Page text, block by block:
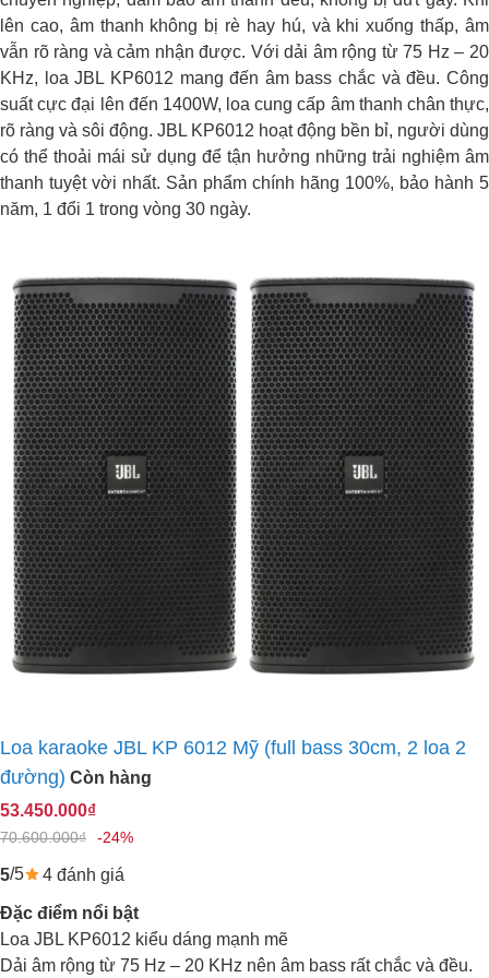
lên cao, âm thanh không bị rè hay hú, và khi xuống thấp, âm
vẫn rõ ràng và cảm nhận được. Với dải âm rộng từ 75 Hz – 20
KHz, loa JBL KP6012 mang đến âm bass chắc và đều. Công
suất cực đại lên đến 1400W, loa cung cấp âm thanh chân thực,
rõ ràng và sôi động. JBL KP6012 hoạt động bền bỉ, người dùng
có thể thoải mái sử dụng để tận hưởng những trải nghiệm âm
thanh tuyệt vời nhất. Sản phẩm chính hãng 100%, bảo hành 5
năm, 1 đổi 1 trong vòng 30 ngày.
Loa karaoke JBL KP 6012 Mỹ (full bass 30cm, 2 loa 2
đường) Còn hàng
53.450.000₫
70.600.000₫ -24%
5/5 4 đánh giá
Đặc điểm nổi bật
Loa JBL KP6012 kiểu dáng mạnh mẽ
Dải âm rộng từ 75 Hz – 20 KHz nên âm bass rất chắc và đều.